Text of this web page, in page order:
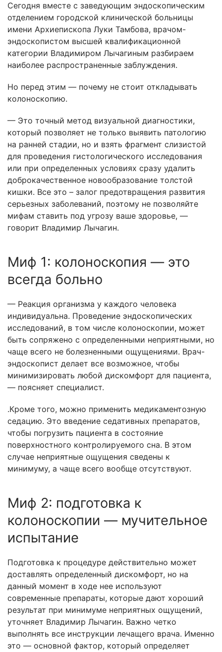
Сегодня вместе с заведующим эндоскопическим
отделением городской клинической больницы
имени Архиепископа Луки Тамбова, врачом-
эндоскопистом высшей квалификационной
категории Владимиром Лычагиным разбираем
наиболее распространенные заблуждения.
Но перед этим — почему не стоит откладывать
колоноскопию.
— Это точный метод визуальной диагностики,
который позволяет не только выявить патологию
на ранней стадии, но и взять фрагмент слизистой
для проведения гистологического исследования
или при определенных условиях сразу удалить
доброкачественное новообразование толстой
кишки. Все это – залог предотвращения развития
серьезных заболеваний, поэтому не позволяйте
мифам ставить под угрозу ваше здоровье, —
говорит Владимир Лычагин.
Миф 1: колоноскопия — это
всегда больно
— Реакция организма у каждого человека
индивидуальна. Проведение эндоскопических
исследований, в том числе колоноскопии, может
быть сопряжено с определенными неприятными, но
чаще всего не болезненными ощущениями. Врач-
эндоскопист делает все возможное, чтобы
минимизировать любой дискомфорт для пациента,
— поясняет специалист.
.Кроме того, можно применить медикаментозную
седацию. Это введение седативных препаратов,
чтобы погрузить пациента в состояние
поверхностного контролируемого сна. В этом
случае неприятные ощущения сведены к
минимуму, а чаще всего вообще отсутствуют.
Миф 2: подготовка к
колоноскопии — мучительное
испытание
Подготовка к процедуре действительно может
доставлять определенный дискомфорт, но на
данный момент в ходе нее используют
современные препараты, которые дают хороший
результат при минимуме неприятных ощущений,
уточняет Владимир Лычагин. Важно четко
выполнять все инструкции лечащего врача. Именно
это — основной фактор, который определяет